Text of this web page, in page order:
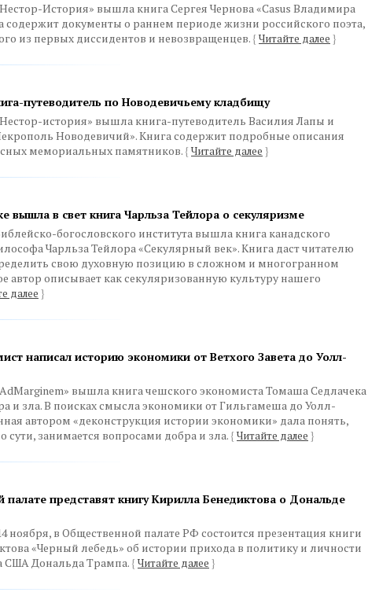
История» вышла книга Сергея Чернова «Casus Владимира
содержит документы о раннем периоде жизни российского поэта,
из первых диссидентов и невозвращенцев. { Читайте далее }
путеводитель по Новодевичьему кладбищу
история» вышла книга-путеводитель Василия Лапы и
Новодевичий». Книга содержит подробные описания
мемориальных памятников. { Читайте далее }
вышла в свет книга Чарльза Тейлора о секуляризме
богословского института вышла книга канадского
Чарльза Тейлора «Секулярный век». Книга даст читателю
свою духовную позицию в сложном и многогранном
автор описывает как секуляризованную культуру нашего
далее }
написал историю экономики от Ветхого Завета до Уолл-
вышла книга чешского экономиста Томаша Седлачека
и зла. В поисках смысла экономики от Гильгамеша до Уолл-
автором «деконструкция истории экономики» дала понять,
сути, занимается вопросами добра и зла. { Читайте далее }
представят книгу Кирилла Бенедиктова о Дональде
ноября, в Общественной палате РФ состоится презентация книги
«Черный лебедь» об истории прихода в политику и личности
США Дональда Трампа. { Читайте далее }